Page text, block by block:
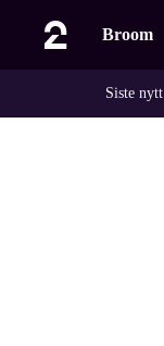
Broom
Siste nytt